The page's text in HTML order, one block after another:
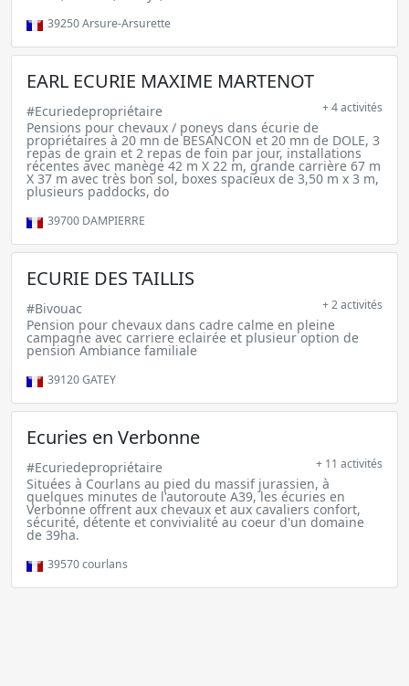
39250Arsure-Arsurette
EARL ECURIE MAXIME MARTENOT
#Ecuriedepropriétaire + 4 activités
Pensions pour chevaux / poneys dans écurie de
propriétaires à 20 mn de BESANCON et 20 mn de DOLE, 3
repas de grain et 2 repas de foin par jour, installations
récentes avec manège 42 m X 22 m, grande carrière 67 m
X 37 m avec très bon sol, boxes spacieux de 3,50 m x 3 m,
plusieurs paddocks, do
39700 DAMPIERRE
ECURIE DES TAILLIS
#Bivouac + 2 activités
Pension pour chevaux dans cadre calme en pleine
campagne avec carriere eclairée et plusieur option de
pension Ambiance familiale
39120GATEY
Ecuries en Verbonne
#Ecuriedepropriétaire + 11 activités
Situées à Courlans au pied du massif jurassien, à
quelques minutes de l'autoroute A39, les écuries en
Verbonne offrent aux chevaux et aux cavaliers confort,
sécurité, détente et convivialité au coeur d'un domaine
de 39ha.
39570courlans